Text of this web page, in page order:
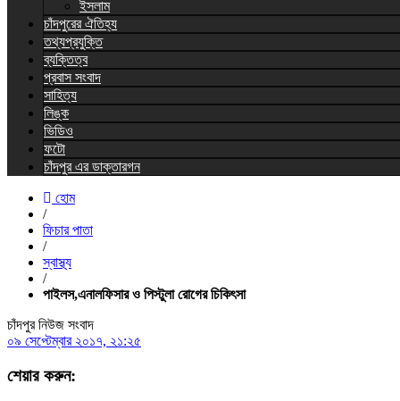
ইসলাম
চাঁদপুরের ঐতিহ্য
তথ্যপ্রযুক্তি
ব্যক্তিত্ব
প্রবাস সংবাদ
সাহিত্য
লিঙ্ক
ভিডিও
ফটো
চাঁদপুর এর ডাক্তারগন
হোম
/
ফিচার পাতা
/
স্বাস্থ্য
/
পাইলস,এনালফিসার ও পিস্টুলা রোগের চিকিৎসা
চাঁদপুর নিউজ সংবাদ
০৯ সেপ্টেম্বার ২০১৭, ২১:২৫
শেয়ার করুন: